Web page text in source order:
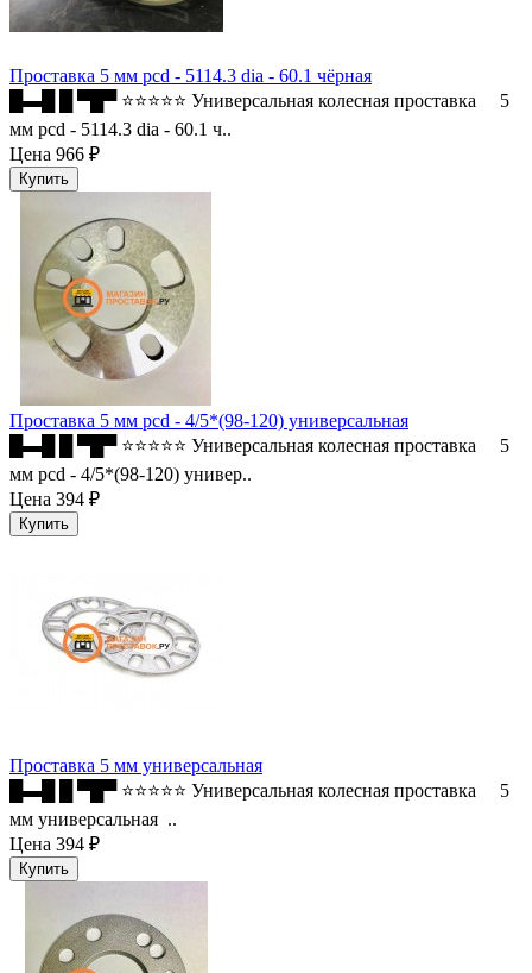
Проставка 5 мм pcd - 5114.3 dia - 60.1 чёрная
█▬█ █ ▀█▀ ⭐⭐⭐⭐⭐ Универсальная колесная проставка 5
мм pcd - 5114.3 dia - 60.1 ч..
Цена 966 ₽
Проставка 5 мм pcd - 4/5*(98-120) универсальная
█▬█ █ ▀█▀ ⭐⭐⭐⭐⭐ Универсальная колесная проставка 5
мм pcd - 4/5*(98-120) универ..
Цена 394 ₽
Проставка 5 мм универсальная
█▬█ █ ▀█▀ ⭐⭐⭐⭐⭐ Универсальная колесная проставка 5
мм универсальная ..
Цена 394 ₽